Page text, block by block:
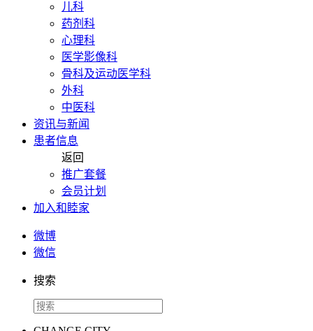
儿科
药剂科
心理科
医学影像科
骨科及运动医学科
外科
中医科
资讯与新闻
患者信息
返回
推广套餐
会员计划
加入和睦家
微博
微信
搜索